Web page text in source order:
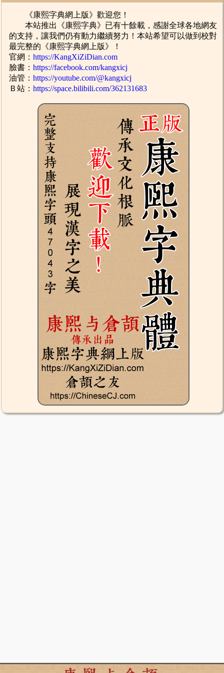
《康熙字典網上版》歡迎您！
本站推出《康熙字典》已有十餘載，感謝全球各地網友
的支持，讓我們仍有動力繼續努力！本站希望可以做到校對
最完整的《康熙字典網上版》！
官網：https://KangXiZiDian.com
臉書：https://facebook.com/kangxicj
油管：https://youtube.com/@kangxicj
Ｂ站：https://space.bilibili.com/362131683